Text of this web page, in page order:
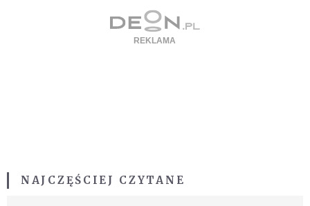
NAJCZĘŚCIEJ CZYTANE